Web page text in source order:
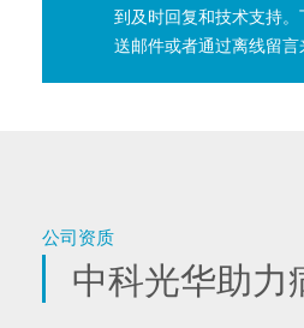
到及时回复和技术支持
送邮件或者通过离线留言
公司资质
中科光华助力